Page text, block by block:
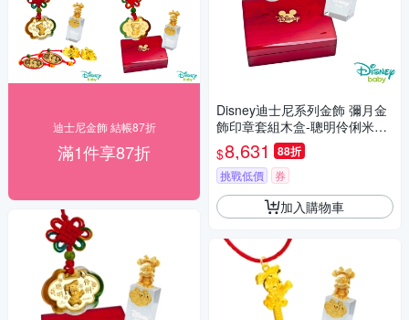
迪士尼金飾 結帳87折
滿1件享87折
Disney迪士尼系列金飾 彌月金
飾印章套組木盒-聰明伶俐米奇
款-美妮造型印章 0.15錢
$8,631 88折
挑戰低價 券
加入購物車